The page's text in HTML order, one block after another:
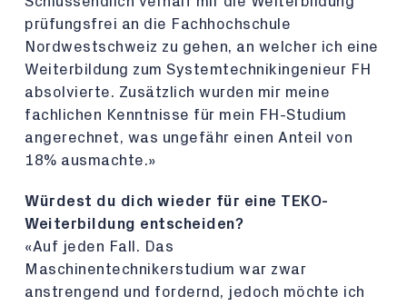
prüfungsfrei an die Fachhochschule
Nordwestschweiz zu gehen, an welcher ich eine
Weiterbildung zum Systemtechnikingenieur FH
absolvierte. Zusätzlich wurden mir meine
fachlichen Kenntnisse für mein FH-Studium
angerechnet, was ungefähr einen Anteil von
18% ausmachte.»
Würdest du dich wieder für eine TEKO-
Weiterbildung entscheiden?
«Auf jeden Fall. Das
Maschinentechnikerstudium war zwar
anstrengend und fordernd, jedoch möchte ich